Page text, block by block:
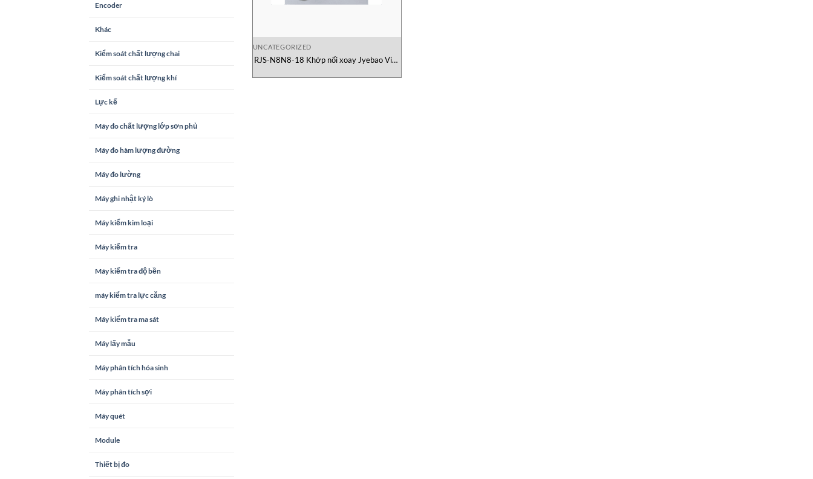
Encoder
Khác
Kiểm soát chất lượng chai
Kiểm soát chất lượng khí
Lực kế
Máy đo chất lượng lớp sơn phủ
Máy đo hàm lượng đường
Máy đo lường
Máy ghi nhật ký lò
Máy kiểm kim loại
Máy kiểm tra
Máy kiểm tra độ bền
máy kiểm tra lực căng
Máy kiểm tra ma sát
Máy lấy mẫu
Máy phân tích hóa sinh
Máy phân tích sợi
Máy quét
Module
Thiết bị đo
UNCATEGORIZED
RJS-N8N8-18 Khớp nối xoay Jyebao Việt